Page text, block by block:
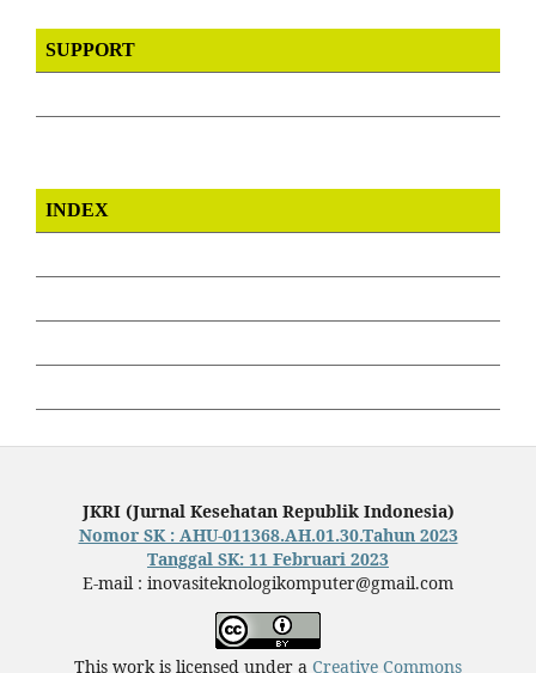
SUPPORT
INDEX
JKRI (Jurnal Kesehatan Republik Indonesia)
Nomor SK : AHU-011368.AH.01.30.Tahun 2023
Tanggal SK: 11 Februari 2023
E-mail : inovasiteknologikomputer@gmail.com
This work is licensed under a Creative Commons